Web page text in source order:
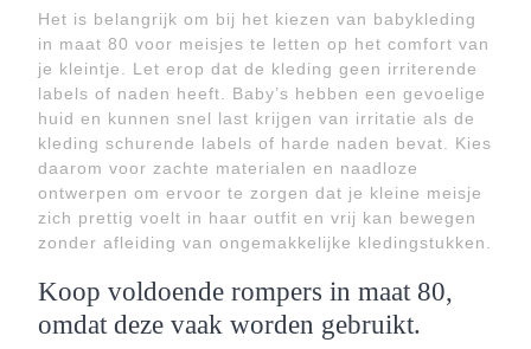
Het is belangrijk om bij het kiezen van babykleding
in maat 80 voor meisjes te letten op het comfort van
je kleintje. Let erop dat de kleding geen irriterende
labels of naden heeft. Baby’s hebben een gevoelige
huid en kunnen snel last krijgen van irritatie als de
kleding schurende labels of harde naden bevat. Kies
daarom voor zachte materialen en naadloze
ontwerpen om ervoor te zorgen dat je kleine meisje
zich prettig voelt in haar outfit en vrij kan bewegen
zonder afleiding van ongemakkelijke kledingstukken.
Koop voldoende rompers in maat 80,
omdat deze vaak worden gebruikt.